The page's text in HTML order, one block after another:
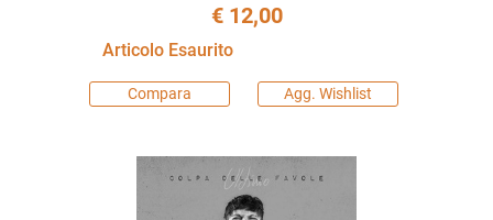
€ 12,00
Articolo Esaurito
Compara Agg. Wishlist